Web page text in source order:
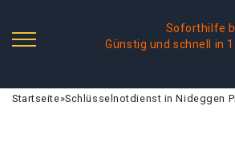
Soforthilfe
Günstig und schnell in
Startseite»Schlüsselnotdienst in Nideggen